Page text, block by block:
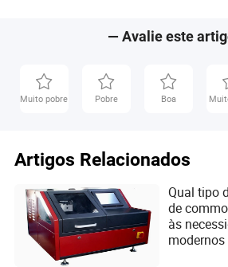
Profissionais
— Avalie este
Muito pobre Pobre Boa
Artigos Relacionados
Qual tipo
de
às
modernos